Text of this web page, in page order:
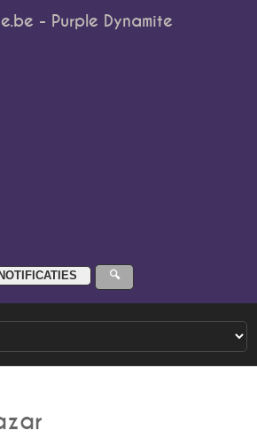
- Purple Dynamite